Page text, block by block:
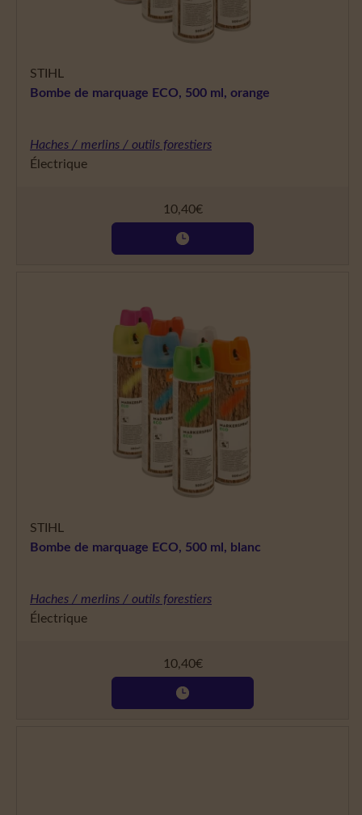
STIHL
Bombe de marquage ECO, 500 ml, orange
Haches / merlins / outils forestiers
Électrique
10,40€
STIHL
Bombe de marquage ECO, 500 ml, blanc
Haches / merlins / outils forestiers
Électrique
10,40€